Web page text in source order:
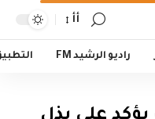
أأ
راديو الرشيد FM